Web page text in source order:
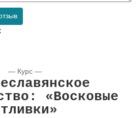
— Курс —
«Восковые